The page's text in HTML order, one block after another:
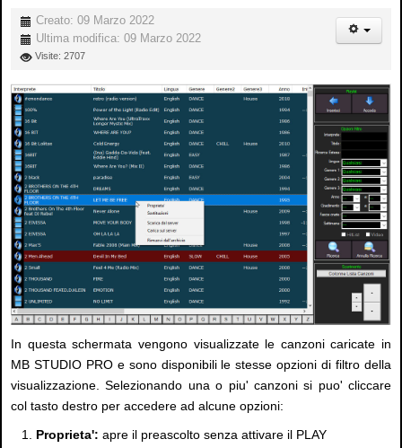
Creato: 09 Marzo 2022
Ultima modifica: 09 Marzo 2022
Visite: 2707
In questa schermata vengono visualizzate le canzoni caricate in
MB STUDIO PRO e sono disponibili le stesse opzioni di filtro della
visualizzazione. Selezionando una o piu' canzoni si puo' cliccare
col tasto destro per accedere ad alcune opzioni:
Proprieta': apre il preascolto senza attivare il PLAY